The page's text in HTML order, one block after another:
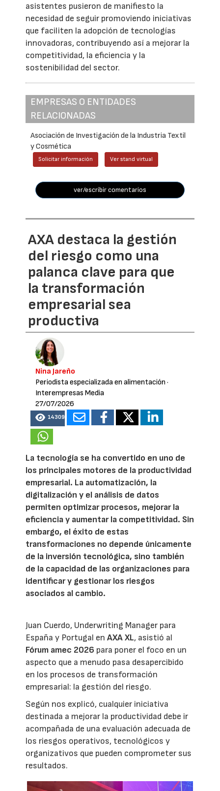
asistentes pusieron de manifiesto la
necesidad de seguir promoviendo iniciativas
que faciliten la adopción de tecnologías
innovadoras, contribuyendo así a mejorar la
competitividad, la eficiencia y la
sostenibilidad del sector.
EMPRESAS O ENTIDADES
RELACIONADAS
Asociación de Investigación de la Industria Textil
y Cosmética
Solicitar información Ver stand virtual
ver/escribir comentarios
AXA destaca la gestión
del riesgo como una
palanca clave para que
la transformación
empresarial sea
productiva
Nina Jareño
Periodista especializada en alimentación ·
Interempresas Media
27/07/2026
14309
La tecnología se ha convertido en uno de
los principales motores de la productividad
empresarial. La automatización, la
digitalización y el análisis de datos
permiten optimizar procesos, mejorar la
eficiencia y aumentar la competitividad. Sin
embargo, el éxito de estas
transformaciones no depende únicamente
de la inversión tecnológica, sino también
de la capacidad de las organizaciones para
identificar y gestionar los riesgos
asociados al cambio.
Juan Cuerdo, Underwriting Manager para
España y Portugal enAXA XL, asistió al
Fórum amec 2026 para poner el foco en un
aspecto que a menudo pasa desapercibido
en los procesos de transformación
empresarial: la gestión del riesgo.
Según nos explicó, cualquier iniciativa
destinada a mejorar la productividad debe ir
acompañada de una evaluación adecuada de
los riesgos operativos, tecnológicos y
organizativos que pueden comprometer sus
resultados.